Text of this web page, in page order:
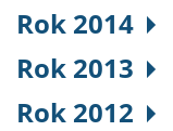
Rok 2014
Rok 2013
Rok 2012